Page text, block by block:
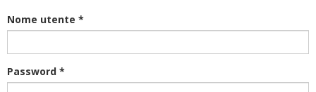
Nome utente *
Password *